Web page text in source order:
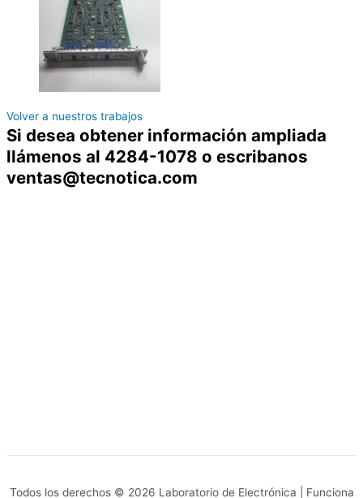
Volver a nuestros trabajos
Si desea obtener información ampliada
llámenos al 4284-1078 o escribanos
ventas@tecnotica.com
Todos los derechos © 2026 Laboratorio de Electrónica | Funciona